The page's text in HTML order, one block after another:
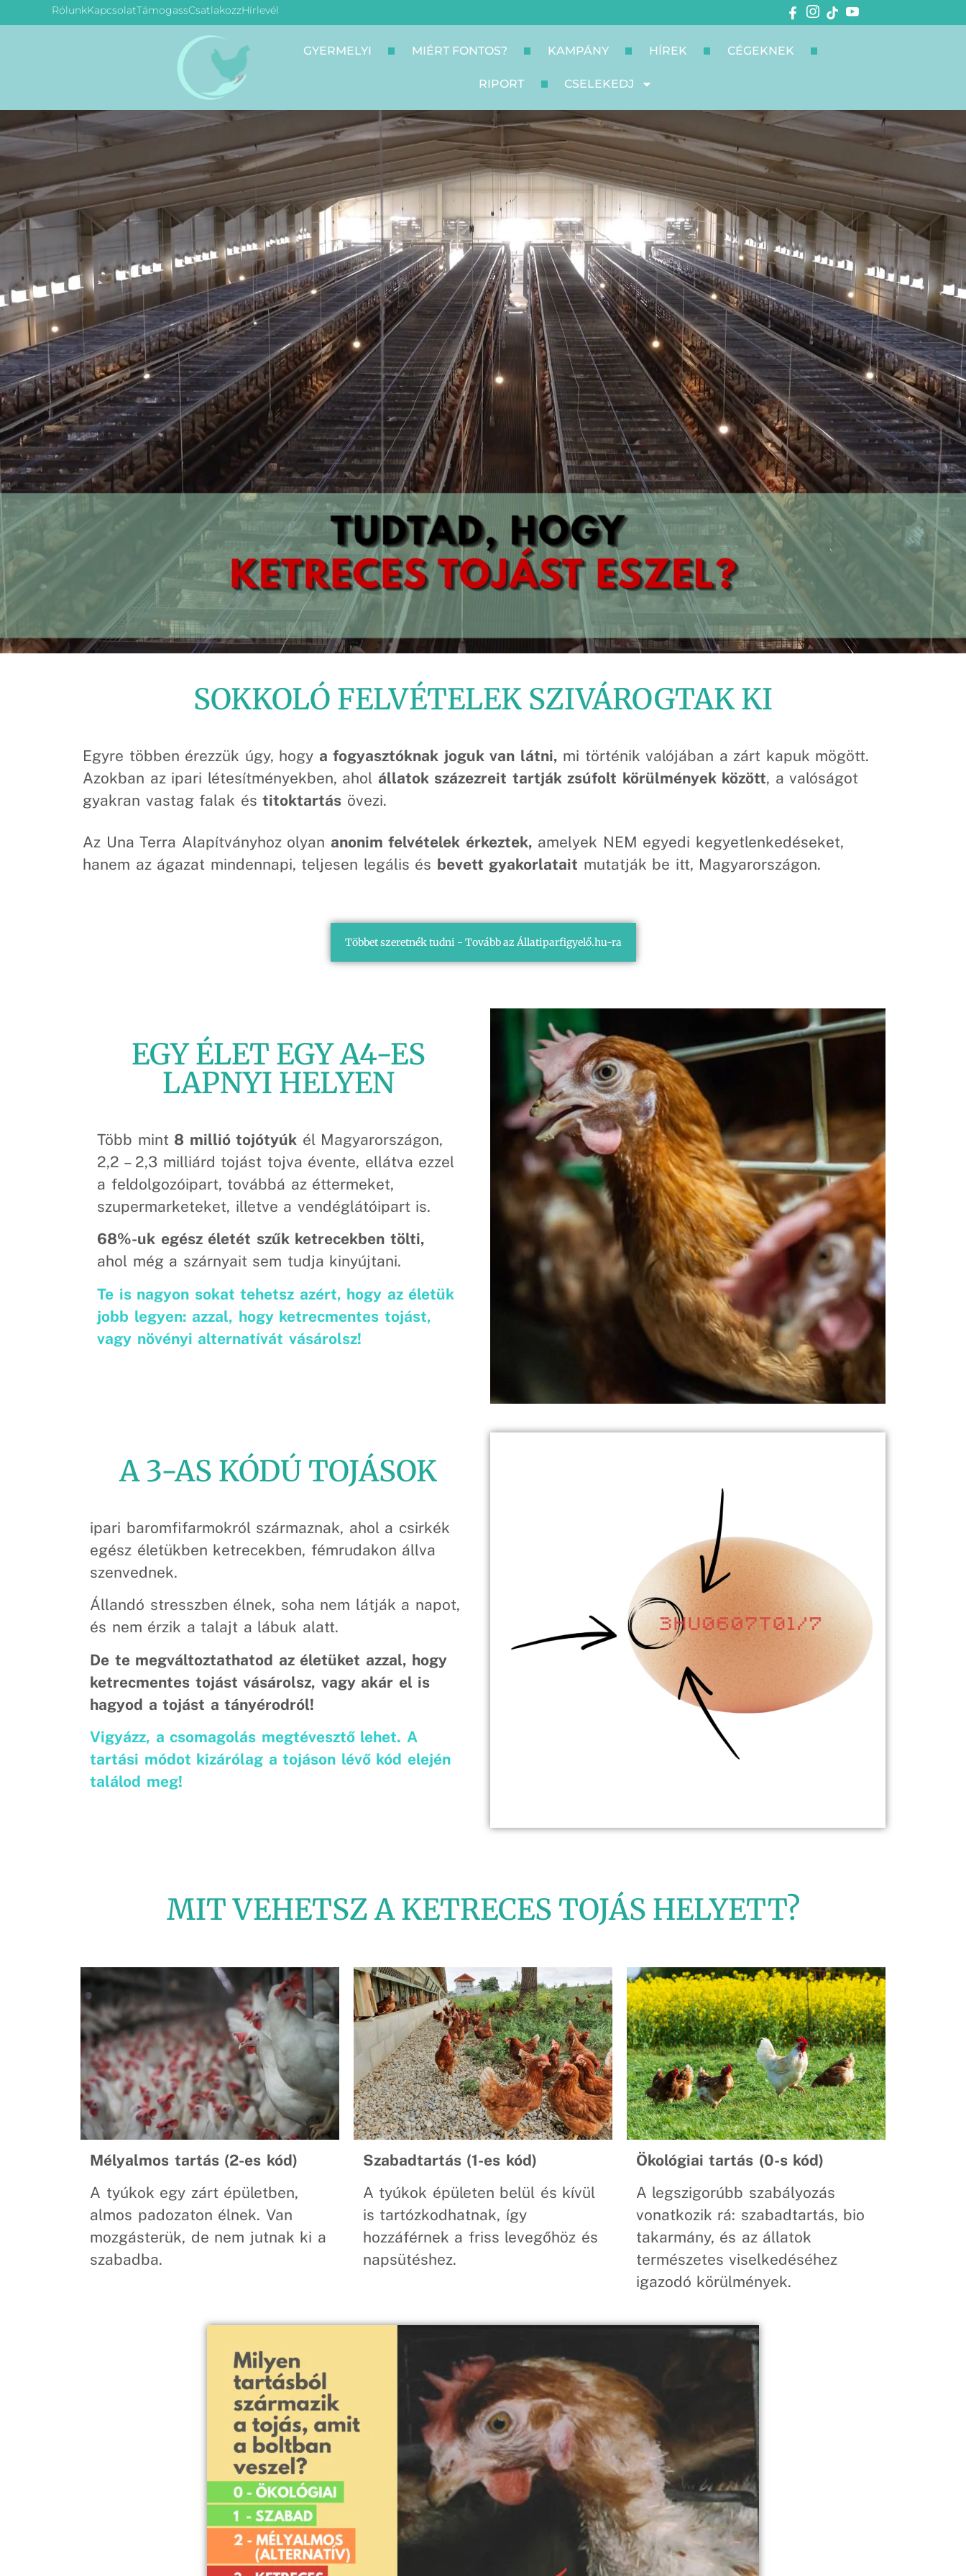
RólunkKapcsolatTámogassCsatlakozzHírlevél
GYERMELYI MIÉRT FONTOS? KAMPÁNY HÍREK CÉGEKNEK
RIPORT CSELEKEDJ
SOKKOLÓ FELVÉTELEK SZIVÁROGTAK KI
Egyre többen érezzük úgy, hogy a fogyasztóknak joguk van látni, mi történik valójában a zárt kapuk mögött.
Azokban az ipari létesítményekben, ahol állatok százezreit tartják zsúfolt körülmények között, a valóságot
gyakran vastag falak és titoktartás övezi.
Az Una Terra Alapítványhoz olyan anonim felvételek érkeztek, amelyek NEM egyedi kegyetlenkedéseket,
hanem az ágazat mindennapi, teljesen legális és bevett gyakorlatait mutatják be itt, Magyarországon.
Többet szeretnék tudni - Tovább az Állatiparfigyelő.hu-ra
EGY ÉLET EGY A4-ES
LAPNYI HELYEN
Több mint 8 millió tojótyúk él Magyarországon,
2,2 – 2,3 milliárd tojást tojva évente, ellátva ezzel
a feldolgozóipart, továbbá az éttermeket,
szupermarketeket, illetve a vendéglátóipart is.
68%-uk egész életét szűk ketrecekben tölti,
ahol még a szárnyait sem tudja kinyújtani.
Te is nagyon sokat tehetsz azért, hogy az életük
jobb legyen: azzal, hogy ketrecmentes tojást,
vagy növényi alternatívát vásárolsz!
A 3-AS KÓDÚ TOJÁSOK
ipari baromfifarmokról származnak, ahol a csirkék
egész életükben ketrecekben, fémrudakon állva
szenvednek.
Állandó stresszben élnek, soha nem látják a napot,
és nem érzik a talajt a lábuk alatt.
De te megváltoztathatod az életüket azzal, hogy
ketrecmentes tojást vásárolsz, vagy akár el is
hagyod a tojást a tányérodról!
Vigyázz, a csomagolás megtévesztő lehet. A
tartási módot kizárólag a tojáson lévő kód elején
találod meg!
MIT VEHETSZ A KETRECES TOJÁS HELYETT?
Mélyalmos tartás (2-es kód)
A tyúkok egy zárt épületben,
almos padozaton élnek. Van
mozgásterük, de nem jutnak ki a
szabadba.
Szabadtartás (1-es kód)
A tyúkok épületen belül és kívül
is tartózkodhatnak, így
hozzáférnek a friss levegőhöz és
napsütéshez.
Ökológiai tartás (0-s kód)
A legszigorúbb szabályozás
vonatkozik rá: szabadtartás, bio
takarmány, és az állatok
természetes viselkedéséhez
igazodó körülmények.